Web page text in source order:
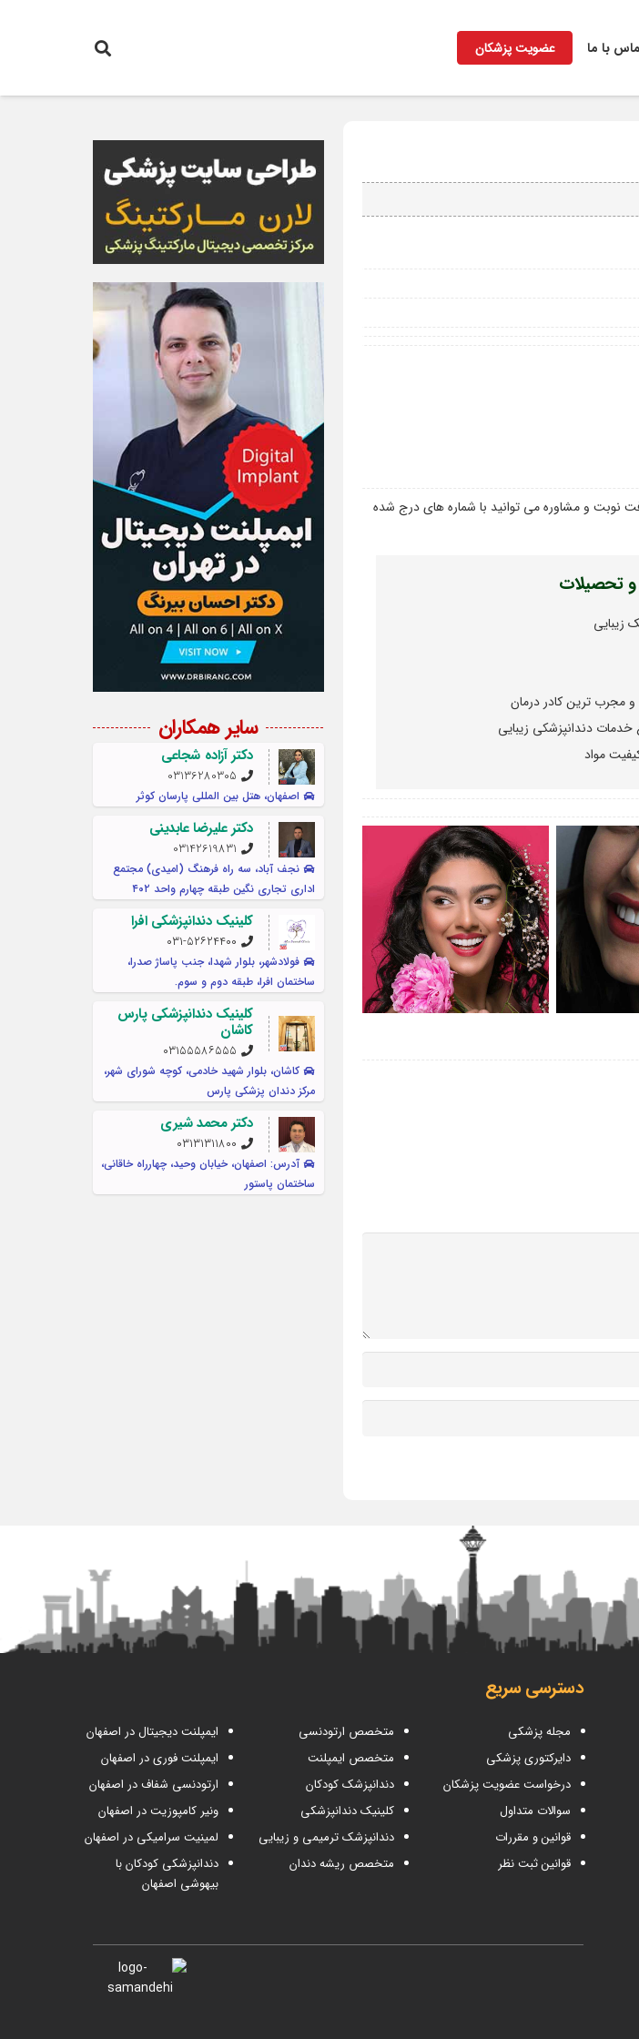
با ما عضویت پزشکان
نوبت و مشاوره می توانید با شماره های درج شده
و تحصیلات
زیبایی
و مجرب ترین کادر درمان
خدمات دندانپزشکی زیبایی
مواد
سایر همکاران
دکتر آزاده شجاعی
03136280305
اصفهان، هتل بین المللی پارسان کوثر
دکتر علیرضا عابدینی
03142619831
نجف آباد، سه راه فرهنگ (امیدی) مجتمع
اداری تجاری نگین طبقه چهارم واحد ۴۰۲
کلینیک دندانپزشکی افرا
۰۳۱-۵۲۶۲۴۴۰۰
فولادشهر، بلوار شهدا، جنب پاساژ صدرا،
ساختمان افرا، طبقه دوم و سوم.
کلینیک دندانپزشکی پارس
کاشان
۰۳۱۵۵۵۸۶۵۵۵
کاشان، بلوار شهید خادمی، کوچه شورای شهر،
مرکز دندان پزشکی پارس
دکتر محمد شیری
۰۳۱۳۱۳۱۱۸۰۰
آدرس: اصفهان، خیابان وحید، چهارراه خاقانی،
ساختمان پاستور
دسترسی سریع
مجله پزشکی
دایرکتوری پزشکی
درخواست عضویت پزشکان
سوالات متداول
قوانین و مقررات
قوانین ثبت نظر
متخصص ارتودنسی
متخصص ایمپلنت
دندانپزشک کودکان
کلینیک دندانپزشکی
دندانپزشک ترمیمی و زیبایی
متخصص ریشه دندان
ایمپلنت دیجیتال در اصفهان
ایمپلنت فوری در اصفهان
ارتودنسی شفاف در اصفهان
ونیر کامپوزیت در اصفهان
لمینیت سرامیکی در اصفهان
دندانپزشکی کودکان با
بیهوشی اصفهان